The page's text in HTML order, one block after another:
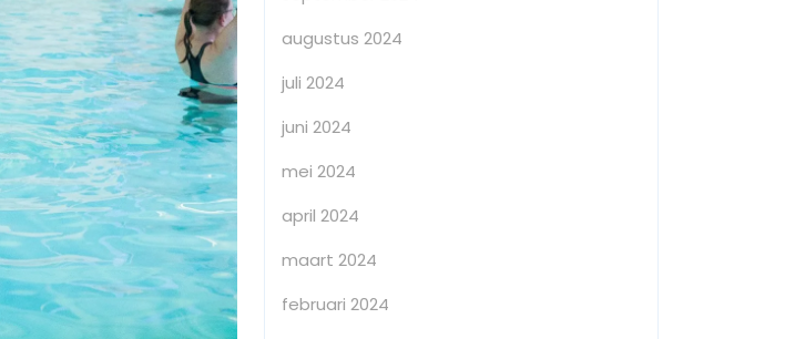
augustus 2024
juli 2024
juni 2024
mei 2024
april 2024
maart 2024
februari 2024